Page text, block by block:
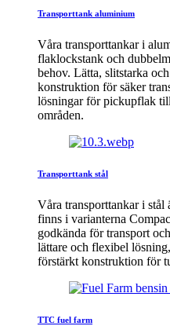
Transporttank aluminium
Våra transporttankar i
flaklockstank och
behov. Lätta, slitstarka
konstruktion för säker
lösningar för pickupflak
områden.
Transporttank stål
Våra transporttankar i stål
finns i varianterna
godkända för transport
lättare och flexibel
förstärkt konstruktion för
TTC fuel farm